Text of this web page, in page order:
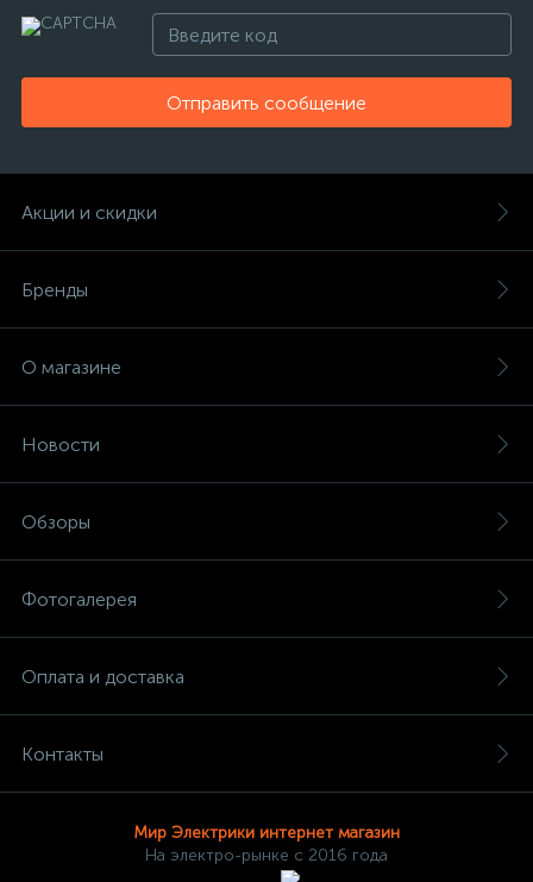
Отправить сообщение
Акции и скидки
Бренды
О магазине
Новости
Обзоры
Фотогалерея
Оплата и доставка
Контакты
Мир Электрики интернет магазин
На электро-рынке с 2016 года